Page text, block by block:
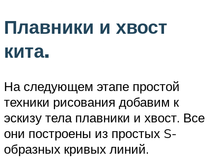
Плавники и хвост
кита.
На следующем этапе простой
техники рисования добавим к
эскизу тела плавники и хвост. Все
они построены из простых S-
образных кривых линий.